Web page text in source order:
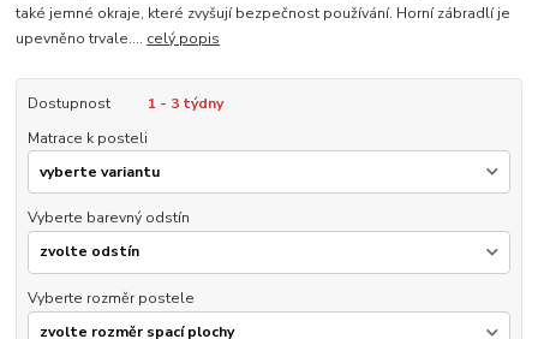
také jemné okraje, které zvyšují bezpečnost používání. Horní zábradlí je
upevněno trvale.... celý popis
Dostupnost
1 - 3 týdny
Matrace k posteli
Vyberte barevný odstín
Vyberte rozměr postele